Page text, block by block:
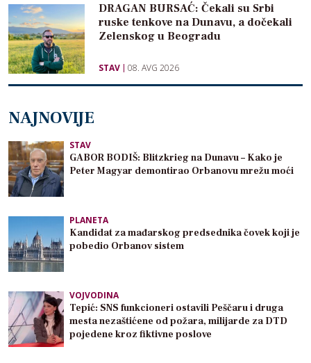
DRAGAN BURSAĆ: Čekali su Srbi
ruske tenkove na Dunavu, a dočekali
Zelenskog u Beogradu
STAV 08. AVG 2026
NAJNOVIJE
STAV
GABOR BODIŠ: Blitzkrieg na Dunavu – Kako je
Peter Magyar demontirao Orbanovu mrežu moći
PLANETA
Kandidat za mađarskog predsednika čovek koji je
pobedio Orbanov sistem
VOJVODINA
Tepić: SNS funkcioneri ostavili Peščaru i druga
mesta nezaštićene od požara, milijarde za DTD
pojedene kroz fiktivne poslove